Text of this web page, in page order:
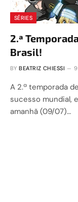
SÉRIES
2.ª
Brasil!
BY BEATRIZ CHIESSI
A 2.ª temporada
sucesso mundial,
amanhã (09/07)…